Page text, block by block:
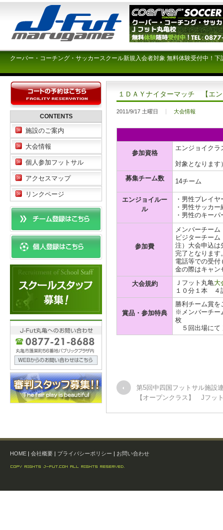
クーバー・コーチング・サッカースクール新規入会者対象 無料体験受付中！
１ＤＡＹナイターマッチ 【エ
2011/9/17 土曜日 大会情報
参加資格
エンジョイク
対象となりま
募集チーム数
14チーム
エンジョイルー
ル
・男性プレイ
・男性サッカ
・男性のキー
参加費
メンバーチー
ビジターチー
注）大会申込は
完了となります
電話等での受
金の際はキャン
大会規約
Ｊフット丸亀 大
１０分１本 ４
賞品・参加特典
勝利チーム賞
※メンバーチー
枚
５回出場にて
第5回中四国フットサル施設
【オープンクラス】 Jフッ
CONTENTS
施設のご案内
大会情報
個人参加フットサル
アクセスマップ
リンクページ
HOME | 会社概要 | プライバシーポリシー | お問い合わせ